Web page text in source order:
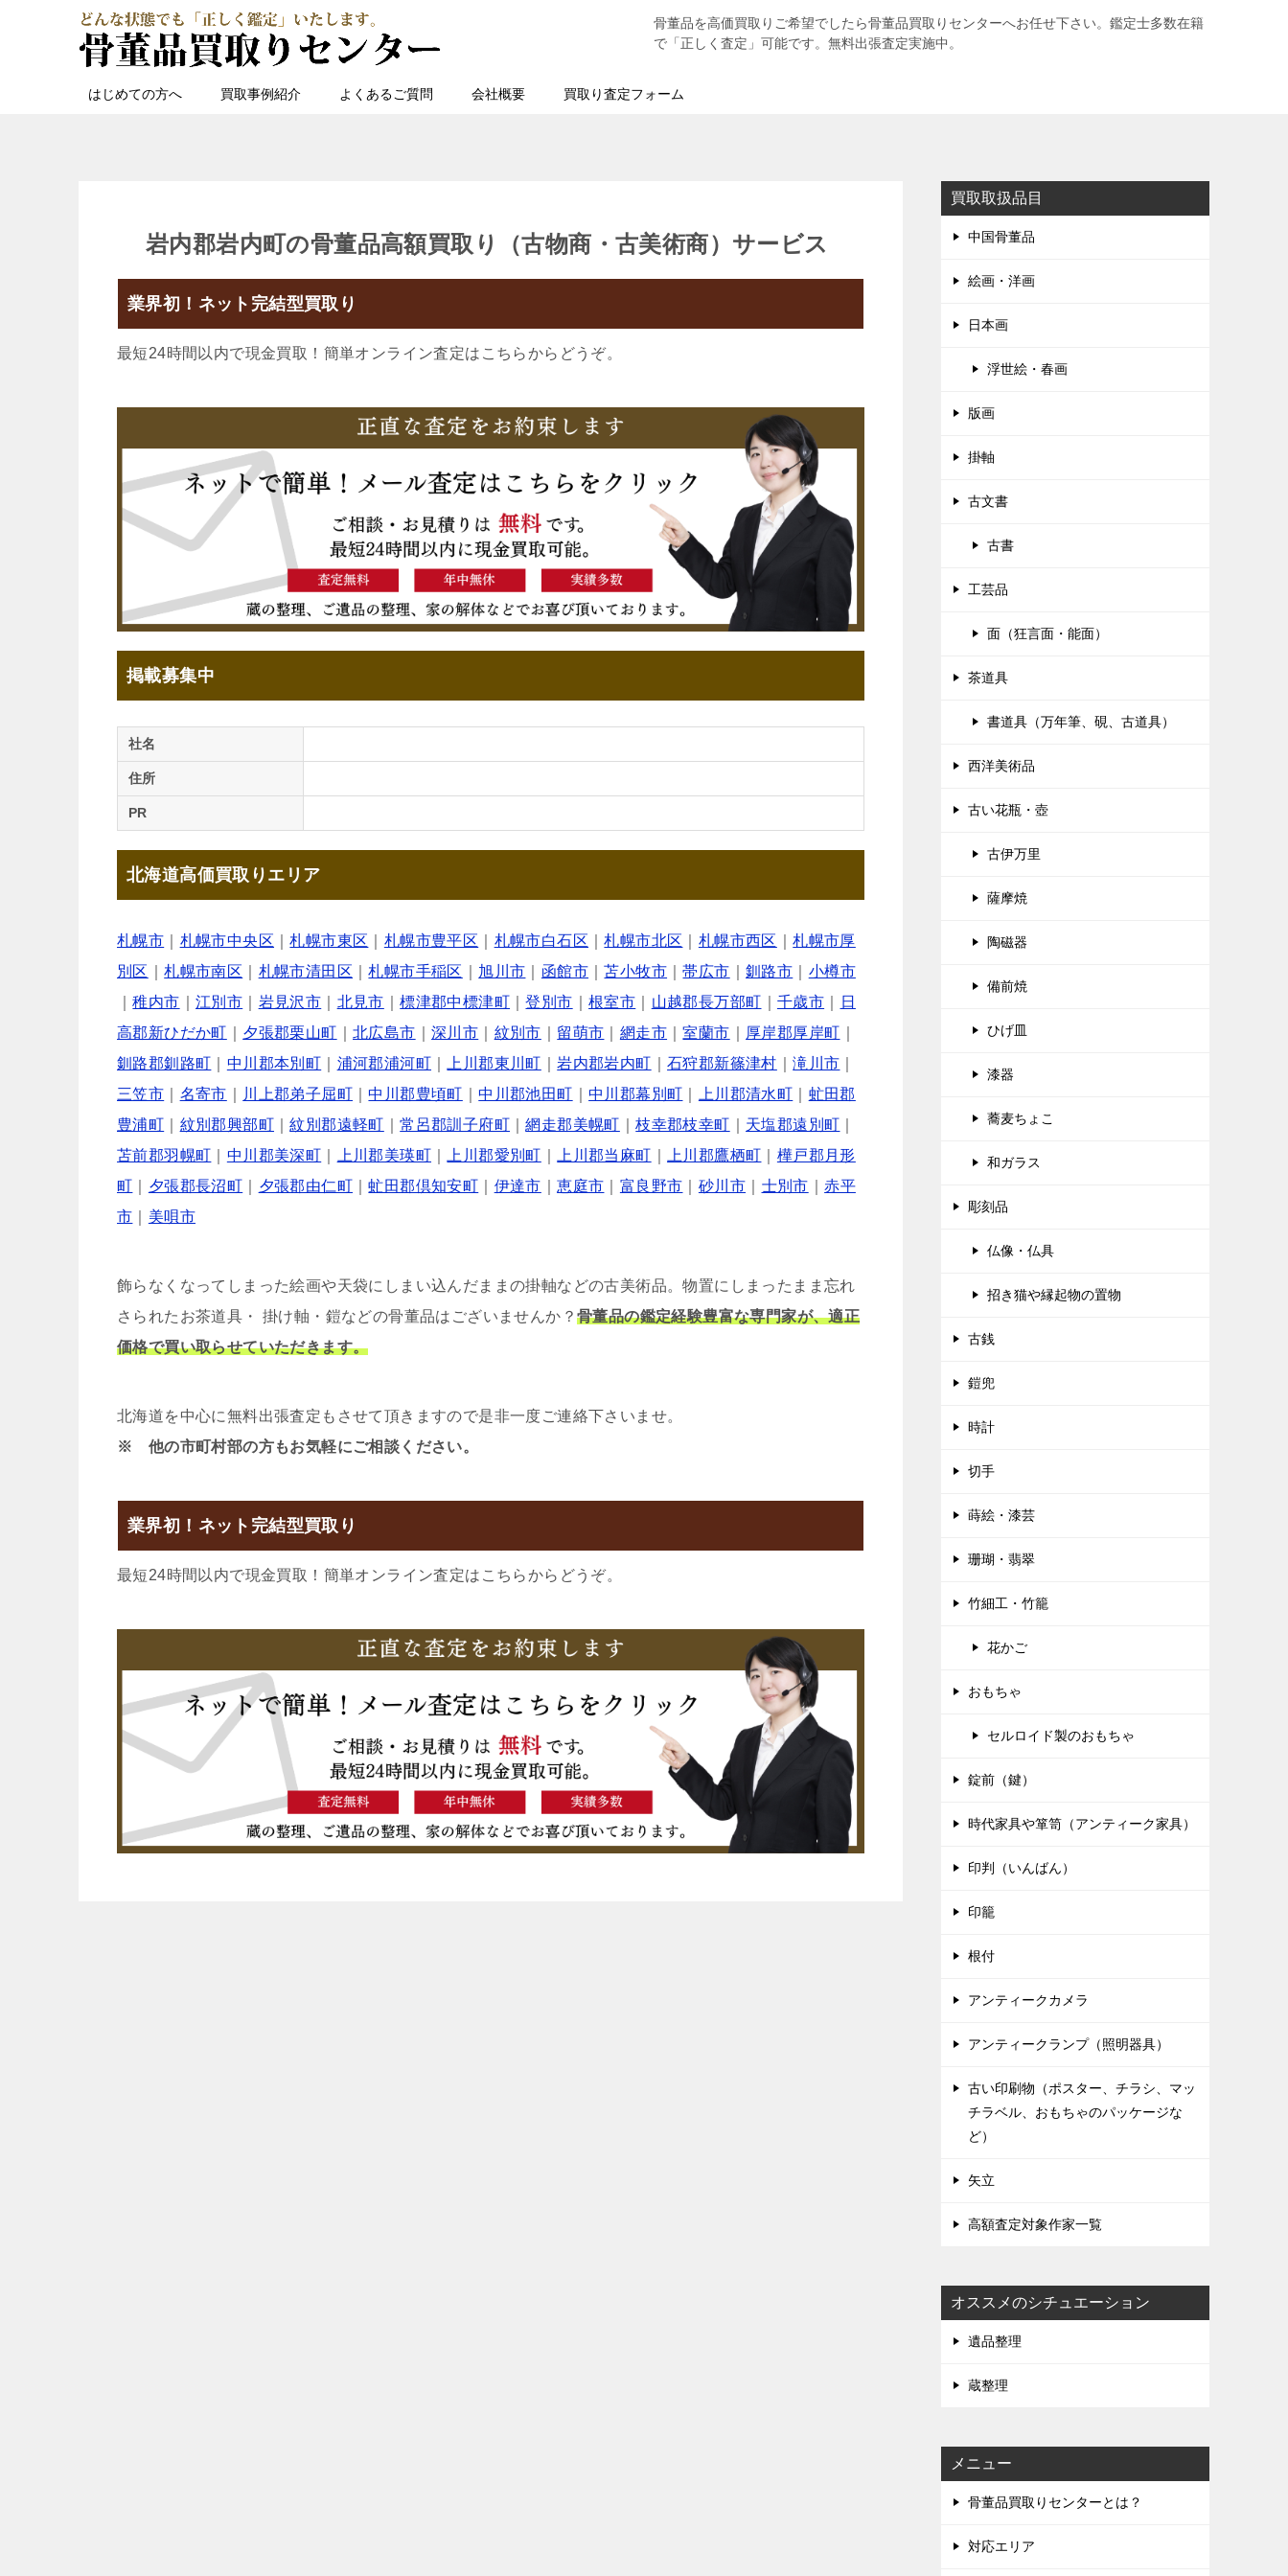
骨董品を高価買取りご希望でしたら骨董品買取りセンターへお任せ下さい。鑑定士多数在籍
で「正しく査定」可能です。無料出張査定実施中。
はじめての方へ 買取事例紹介 よくあるご質問 会社概要 買取り査定フォーム
岩内郡岩内町の骨董品高額買取り（古物商・古美術商）サービス
業界初！ネット完結型買取り
最短24時間以内で現金買取！簡単オンライン査定はこちらからどうぞ。
掲載募集中
社名
住所
PR
北海道高価買取りエリア
札幌市 札幌市中央区 ｜札幌市東区 札幌市豊平区 札幌市白石区 ｜札幌市北区 札幌市西区 ｜札幌市厚
別区
｜札幌市南区 札幌市清田区 ｜札幌市手稲区 旭川市 函館市 ｜苫小牧市 ｜帯広市 ｜釧路市
小樽市
｜稚内市 ｜江別市 岩見沢市 北見市 ｜標津郡中標津町 ｜登別市 ｜根室市 山越郡長万部町 千歳市
日
高郡新ひだか町
夕張郡栗山町 ｜北広島市 ｜深川市 紋別市 留萌市 網走市 ｜室蘭市 厚岸郡厚岸町
釧路郡釧路町
中川郡本別町 浦河郡浦河町 上川郡東川町 ｜岩内郡岩内町 ｜石狩郡新篠津村 ｜滝川市
三笠市
名寄市 川上郡弟子屈町 ｜中川郡豊頃町 ｜中川郡池田町 ｜中川郡幕別町 上川郡清水町
虻田郡
豊浦町
紋別郡興部町 ｜紋別郡遠軽町 ｜常呂郡訓子府町 ｜網走郡美幌町 ｜枝幸郡枝幸町 天塩郡遠別町
苫前郡羽幌町
中川郡美深町 上川郡美瑛町 上川郡愛別町 上川郡当麻町 上川郡鷹栖町
樺戸郡月形
町
夕張郡長沼町 夕張郡由仁町 ｜虻田郡倶知安町 伊達市 ｜恵庭市 富良野市 砂川市 士別市 ｜赤平
市
美唄市
飾らなくなってしまった絵画や天袋にしまい込んだままの掛軸などの古美術品。物置にしまったまま忘れ
さられたお茶道具・ 掛け軸・鎧などの骨董品はございませんか？ 骨董品の鑑定経験豊富な専門家が、適正
価格で買い取らせていただきます。
北海道を中心に無料出張査定もさせて頂きますので是非一度ご連絡下さいませ。
※ 他の市町村部の方もお気軽にご相談ください。
業界初！ネット完結型買取り
最短24時間以内で現金買取！簡単オンライン査定はこちらからどうぞ。
買取取扱品目
中国骨董品
絵画・洋画
日本画
浮世絵・春画
版画
掛軸
古文書
古書
工芸品
面（狂言面・能面）
茶道具
書道具（万年筆、硯、古道具）
西洋美術品
古い花瓶・壺
古伊万里
薩摩焼
陶磁器
備前焼
ひげ皿
漆器
蕎麦ちょこ
和ガラス
彫刻品
仏像・仏具
招き猫や縁起物の置物
古銭
鎧兜
時計
切手
蒔絵・漆芸
珊瑚・翡翠
竹細工・竹籠
花かご
おもちゃ
セルロイド製のおもちゃ
錠前（鍵）
時代家具や箪笥（アンティーク家具）
印判（いんばん）
印籠
根付
アンティークカメラ
アンティークランプ（照明器具）
古い印刷物（ポスター、チラシ、マッ
チラベル、おもちゃのパッケージな
ど）
矢立
高額査定対象作家一覧
オススメのシチュエーション
遺品整理
蔵整理
メニュー
骨董品買取りセンターとは？
対応エリア